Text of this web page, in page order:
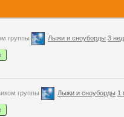
группы Лыжи и сноуборды 3
группы Лыжи и сноуборды 1